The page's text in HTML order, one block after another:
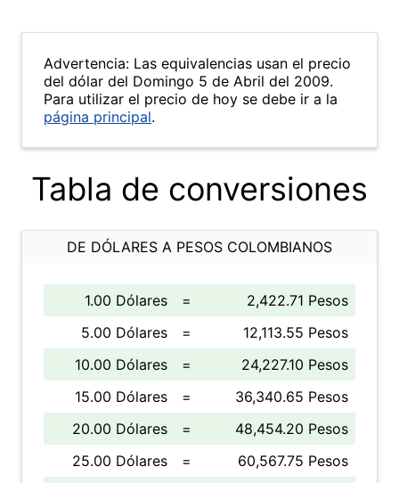
Advertencia: Las equivalencias usan el precio
del dólar del Domingo 5 de Abril del 2009.
Para utilizar el precio de hoy se debe ir a la
página principal.
Tabla de conversiones
DE DÓLARES A PESOS COLOMBIANOS
1.00 Dólares =
2,422.71 Pesos
5.00 Dólares
=
12,113.55 Pesos
10.00 Dólares
=
24,227.10 Pesos
15.00 Dólares
=
36,340.65 Pesos
20.00 Dólares
=
48,454.20 Pesos
25.00 Dólares
=
60,567.75 Pesos